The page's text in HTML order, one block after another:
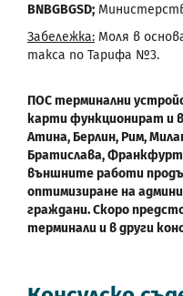
BNBGBGSD;
Забележка: Моля в
такса по Тарифа №3.
ПОС терминални
карти функционират и
Атина, Берлин, Рим,
Братислава,
външните работи
оптимизиране на
граждани. Скоро
терминали и в други